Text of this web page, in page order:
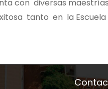
con diversas
tanto en la